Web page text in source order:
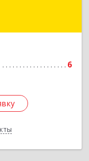
6
м.о., Столбовая